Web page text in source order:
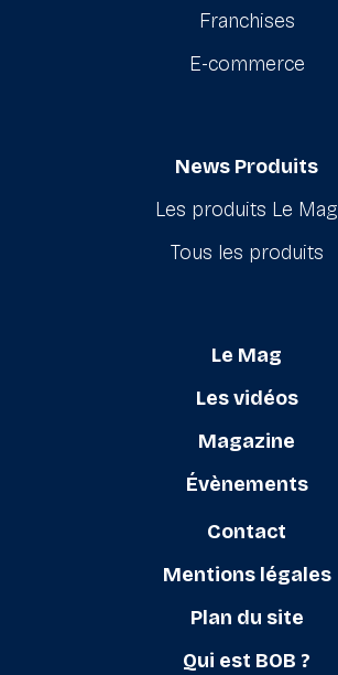
Franchises
E-commerce
News Produits
Les produits Le Mag
Tous les produits
Le Mag
Les vidéos
Magazine
Évènements
Contact
Mentions légales
Plan du site
Qui est BOB ?